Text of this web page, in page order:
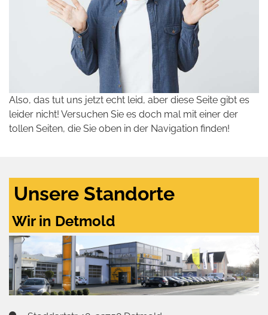
Also, das tut uns jetzt echt leid, aber diese Seite gibt es
leider nicht! Versuchen Sie es doch mal mit einer der
tollen Seiten, die Sie oben in der Navigation finden!
Unsere Standorte
Wir in Detmold